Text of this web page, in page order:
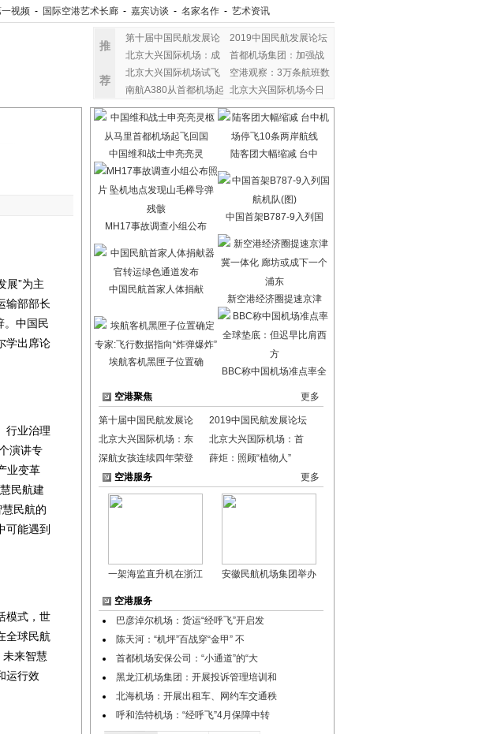
视频 - 国际空港艺术长廊 - 嘉宾访谈 - 名家名作 - 艺术资讯
推
荐
第十届中国民航发展论
2019中国民航发展论坛
北京大兴国际机场：成
首都机场集团：加强战
北京大兴国际机场试飞
空港观察：3万条航班数
南航A380从首都机场起 北京大兴国际机场今日
”为主
输部部长
。中国民
学出席论
行业治理
演讲专
业变革
民航建
民航的
可能遇到
模式，世
全球民航
未来智慧
运行效
中国维和战士申亮亮灵 陆客团大幅缩减 台中
MH17事故调查小组公布
中国首架B787-9入列国
中国民航首家人体捐献
新空港经济圈提速京津
埃航客机黑匣子位置确
BBC称中国机场准点率全
空港聚焦 更多
第十届中国民航发展论
2019中国民航发展论坛
北京大兴国际机场：东
北京大兴国际机场：首
深航女孩连续四年荣登
薛炬：照顾“植物人”
空港服务
更多
一架海监直升机在浙江 安徽民航机场集团举办
空港服务
巴彦淖尔机场：货运“经呼飞”开启发
陈天河：“机坪”百战穿“金甲” 不
首都机场安保公司：“小通道”的“大
黑龙江机场集团：开展投诉管理培训和
北海机场：开展出租车、网约车交通秩
呼和浩特机场：“经呼飞”4月保障中转